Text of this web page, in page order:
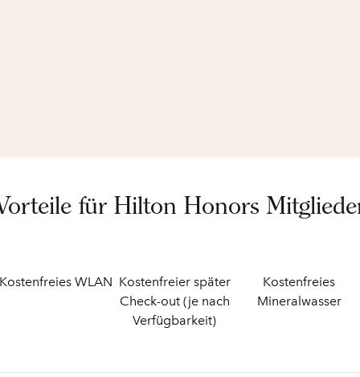
für Hilton Honors
Kostenfreies WLAN Kostenfreier später
Check-out (je nach
Verfügbarkeit)
Kostenfreies
Mineralwasser